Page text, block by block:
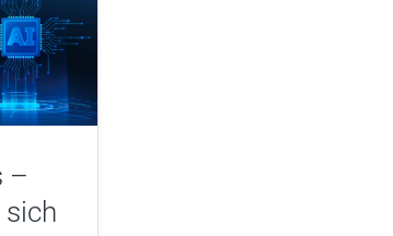
–
sich